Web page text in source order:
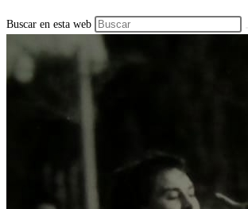
Buscar en esta web